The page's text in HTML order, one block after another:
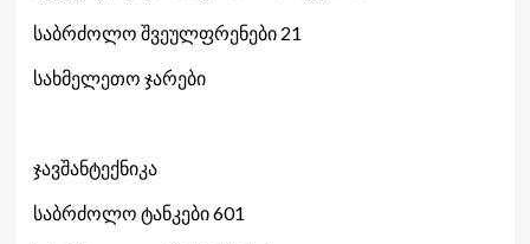
საბრძოლო შვეულფრენები 21
სახმელეთო ჯარები
ჯავშანტექნიკა
საბრძოლო ტანკები 601